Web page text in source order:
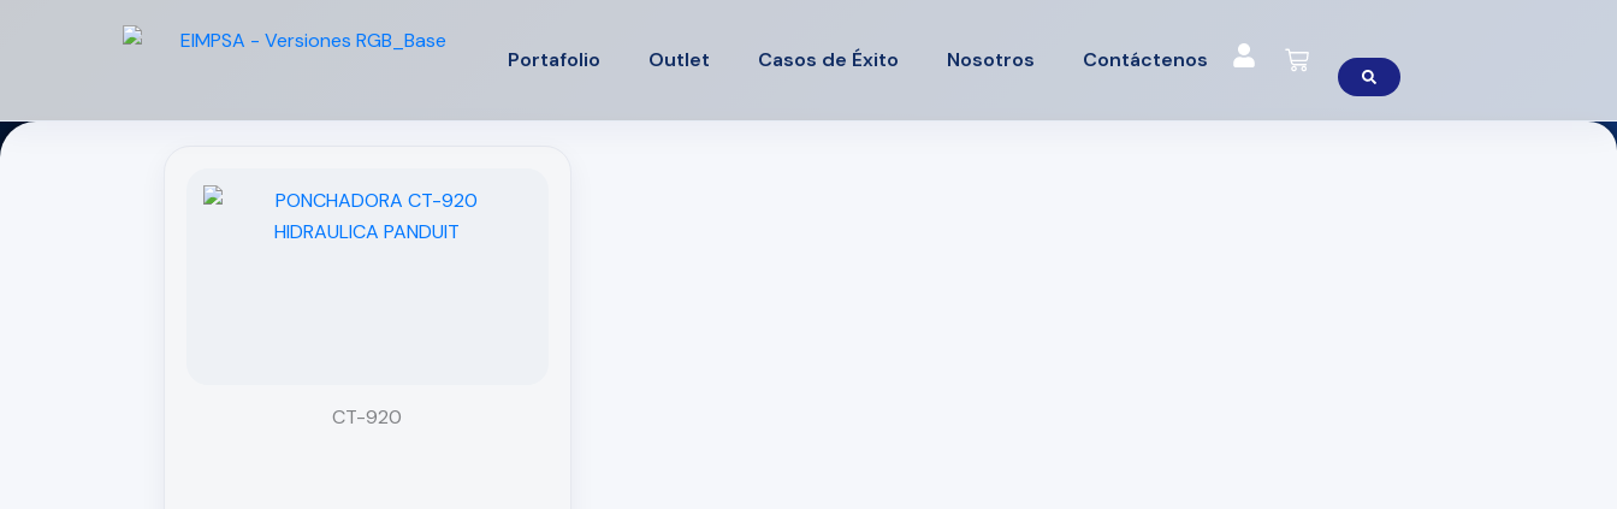
Portafolio Outlet Casos de Éxito Nosotros Contáctenos Cart
CT-920